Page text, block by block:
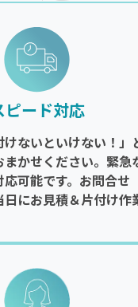
ピード対応
けないといけない！」
まかせください。緊急
可能です。お問合せ
にお見積＆片付け作